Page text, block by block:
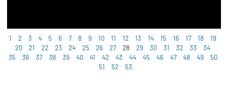
1 2 3 4 5 6 7 8 9 10 11 12 13 14 15 16 17 18
19
20
21 22 23 24 25 26 27 28 29 30 31 32 33
34
35
36 37 38 39 40 41 42 43 44 45 46 47 48 49
50
51
52 53